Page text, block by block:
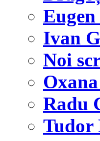
Ivan
Noi
Radu
Tudor